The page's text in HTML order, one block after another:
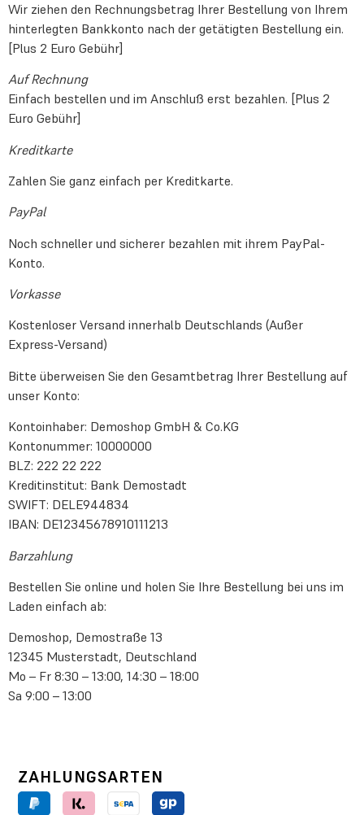
Wir ziehen den Rechnungsbetrag Ihrer Bestellung von Ihrem
hinterlegten Bankkonto nach der getätigten Bestellung ein.
[Plus 2 Euro Gebühr]
Auf Rechnung
Einfach bestellen und im Anschluß erst bezahlen. [Plus 2
Euro Gebühr]
Kreditkarte
Zahlen Sie ganz einfach per Kreditkarte.
PayPal
Noch schneller und sicherer bezahlen mit ihrem PayPal-
Konto.
Vorkasse
Kostenloser Versand innerhalb Deutschlands (Außer
Express-Versand)
Bitte überweisen Sie den Gesamtbetrag Ihrer Bestellung auf
unser Konto:
Kontoinhaber: Demoshop GmbH & Co.KG
Kontonummer: 10000000
BLZ: 222 22 222
Kreditinstitut: Bank Demostadt
SWIFT: DELE944834
IBAN: DE12345678910111213
Barzahlung
Bestellen Sie online und holen Sie Ihre Bestellung bei uns im
Laden einfach ab:
Demoshop, Demostraße 13
12345 Musterstadt, Deutschland
Mo – Fr 8:30 – 13:00, 14:30 – 18:00
Sa 9:00 – 13:00
ZAHLUNGSARTEN